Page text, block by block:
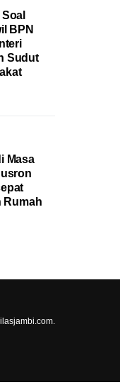
BPN
Sudut
Masa
Rumah